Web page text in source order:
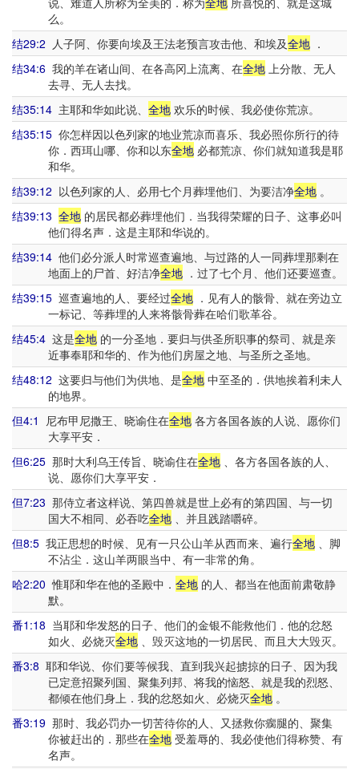
么。
结29:2 人子阿、你要向埃及王法老预言攻击他、和埃及全地 ．
结34:6 我的羊在诸山间、在各高冈上流离、在全地 上分散、无人
去寻、无人去找。
结35:14 主耶和华如此说、 全地 欢乐的时候、我必使你荒凉。
结35:15 你怎样因以色列家的地业荒凉而喜乐、我必照你所行的待
你．西珥山哪、你和以东全地必都荒凉、你们就知道我是耶
和华。
结39:12 以色列家的人、必用七个月葬埋他们、为要洁净全地 。
结39:13 全地 的居民都必葬埋他们．当我得荣耀的日子、这事必叫
他们得名声．这是主耶和华说的。
结39:14 他们必分派人时常巡查遍地、与过路的人一同葬埋那剩在
地面上的尸首、好洁净全地．过了七个月、他们还要巡查。
结39:15 巡查遍地的人、要经过全地 ．见有人的骸骨、就在旁边立
一标记、等葬埋的人来将骸骨葬在哈们歌革谷。
结45:4 这是全地 的一分圣地．要归与供圣所职事的祭司、就是亲
近事奉耶和华的、作为他们房屋之地、与圣所之圣地。
结48:12 这要归与他们为供地、是全地 中至圣的．供地挨着利未人
的地界。
但4:1 尼布甲尼撒王、晓谕住在全地 各方各国各族的人说、愿你们
大享平安．
但6:25 那时大利乌王传旨、晓谕住在全地 、各方各国各族的人、
说、愿你们大享平安．
但7:23 那侍立者这样说、第四兽就是世上必有的第四国、与一切
国大不相同、必吞吃全地、并且践踏嚼碎。
但8:5 我正思想的时候、见有一只公山羊从西而来、遍行全地 、脚
不沾尘．这山羊两眼当中、有一非常的角。
哈2:20 惟耶和华在他的圣殿中． 全地 的人、都当在他面前肃敬静
默。
番1:18 当耶和华发怒的日子、他们的金银不能救他们．他的忿怒
如火、必烧灭全地、毁灭这地的一切居民、而且大大毁灭。
番3:8 耶和华说、你们要等候我、直到我兴起掳掠的日子、因为我
已定意招聚列国、聚集列邦、将我的恼怒、就是我的烈怒、
都倾在他们身上．我的忿怒如火、必烧灭全地。
番3:19 那时、我必罚办一切苦待你的人、又拯救你瘸腿的、聚集
你被赶出的．那些在全地受羞辱的、我必使他们得称赞、有
名声。